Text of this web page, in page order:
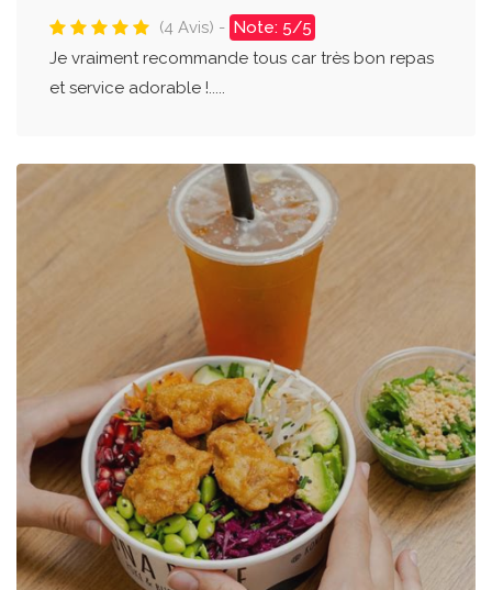
(4 Avis) - Note: 5/5
Je vraiment recommande tous car très bon repas
et service adorable !.....